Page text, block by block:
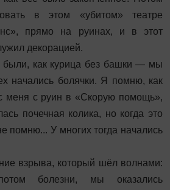
в этом «убитом» театре
прямо на руинах, и в этот
декорацией.
были, как курица без башки — мы
начались болячки. Я помню, как
меня с руин в «Скорую помощь»,
почечная колика, но когда это
помню... У многих тогда начались
взрыва, который шёл волнами:
болезни, мы оказались